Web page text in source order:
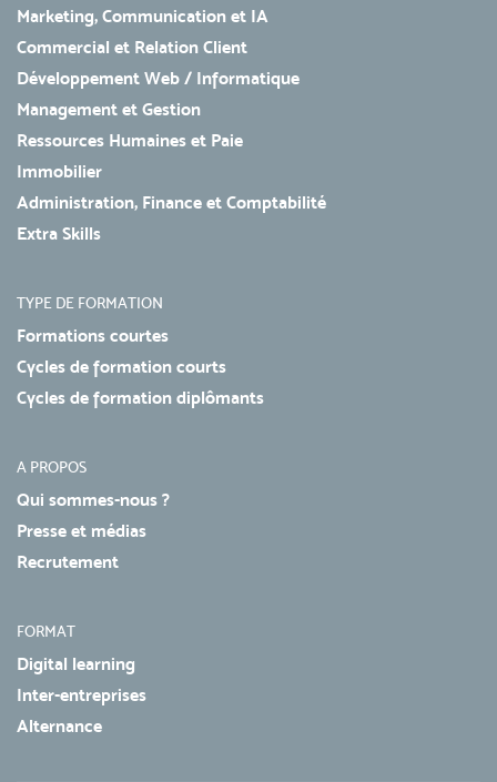
Marketing, Communication et IA
Commercial et Relation Client
Développement Web / Informatique
Management et Gestion
Ressources Humaines et Paie
Immobilier
Administration, Finance et Comptabilité
Extra Skills
TYPE DE FORMATION
Formations courtes
Cycles de formation courts
Cycles de formation diplômants
A PROPOS
Qui sommes-nous ?
Presse et médias
Recrutement
FORMAT
Digital learning
Inter-entreprises
Alternance